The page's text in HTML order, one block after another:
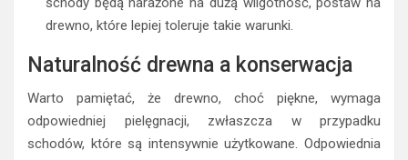
drewno, które lepiej toleruje takie warunki.
Naturalność drewna a konserwacja
Warto pamiętać, że drewno, choć piękne, wymaga
odpowiedniej pielęgnacji, zwłaszcza w przypadku
schodów, które są intensywnie użytkowane. Odpowiednia